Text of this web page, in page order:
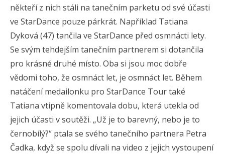
někteří z nich stáli na tanečním parketu od své účasti
ve StarDance pouze párkrát. Například Tatiana
Dyková (47) tančila ve StarDance před osmnácti lety.
Se svým tehdejším tanečním partnerem si dotančila
pro krásné druhé místo. Oba si jsou moc dobře
vědomi toho, že osmnáct let, je osmnáct let. Během
natáčení medailonku pro StarDance Tour také
Tatiana vtipně komentovala dobu, která utekla od
jejich účasti v soutěži. „Už je to barevný, nebo je to
černobílý?“ ptala se svého tanečního partnera Petra
Čadka, když se spolu dívali na video z jejich vystoupení